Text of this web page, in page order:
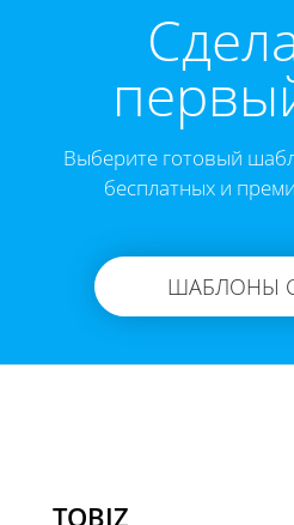
Выберите готовый
бесплатных и
ШАБЛОНЫ
TOBIZ